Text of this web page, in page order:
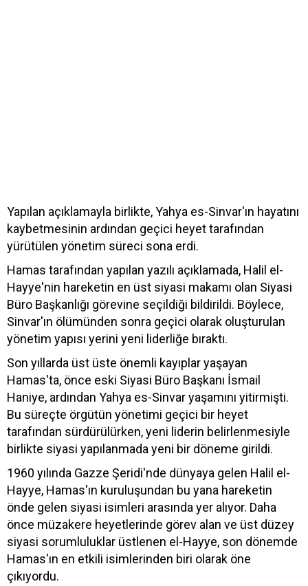
Yapılan açıklamayla birlikte, Yahya es-Sinvar'ın hayatını
kaybetmesinin ardından geçici heyet tarafından
yürütülen yönetim süreci sona erdi.
Hamas tarafından yapılan yazılı açıklamada, Halil el-
Hayye'nin hareketin en üst siyasi makamı olan Siyasi
Büro Başkanlığı görevine seçildiği bildirildi. Böylece,
Sinvar'ın ölümünden sonra geçici olarak oluşturulan
yönetim yapısı yerini yeni liderliğe bıraktı.
Son yıllarda üst üste önemli kayıplar yaşayan
Hamas'ta, önce eski Siyasi Büro Başkanı İsmail
Haniye, ardından Yahya es-Sinvar yaşamını yitirmişti.
Bu süreçte örgütün yönetimi geçici bir heyet
tarafından sürdürülürken, yeni liderin belirlenmesiyle
birlikte siyasi yapılanmada yeni bir döneme girildi.
1960 yılında Gazze Şeridi'nde dünyaya gelen Halil el-
Hayye, Hamas'ın kuruluşundan bu yana hareketin
önde gelen siyasi isimleri arasında yer alıyor. Daha
önce müzakere heyetlerinde görev alan ve üst düzey
siyasi sorumluluklar üstlenen el-Hayye, son dönemde
Hamas'ın en etkili isimlerinden biri olarak öne
çıkıyordu.